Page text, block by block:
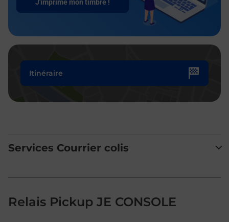
J'imprime mon timbre !
Itinéraire
Services Courrier colis
Relais Pickup JE CONSOLE